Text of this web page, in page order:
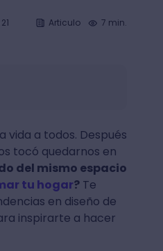
Articulo 7 min.
vida a todos. Después
tocó quedarnos en
del mismo espacio
tu hogar?Te
en diseño de
inspirarte a hacer